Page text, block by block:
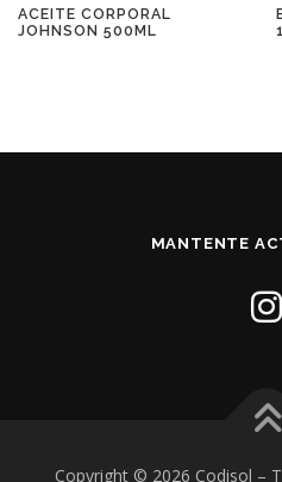
ACEITE CORPORAL
JOHNSON 500ML
MANTENTE
Copyright © 2026 Codisol –